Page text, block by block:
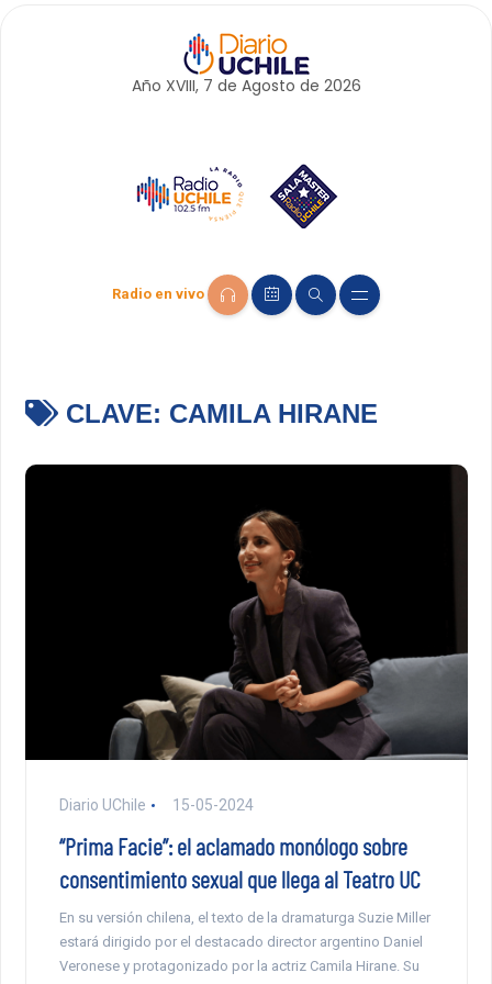
Año XVIII, 7 de Agosto de 2026
Radio en vivo
CLAVE: CAMILA HIRANE
Diario UChile 15-05-2024
“Prima Facie”: el aclamado monólogo sobre
consentimiento sexual que llega al Teatro UC
En su versión chilena, el texto de la dramaturga Suzie Miller
estará dirigido por el destacado director argentino Daniel
Veronese y protagonizado por la actriz Camila Hirane. Su